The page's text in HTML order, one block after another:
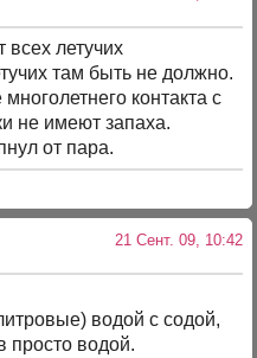
всех летучих
там быть не должно.
контакта с
не имеют запаха.
от пара.
21 Сент. 09, 10:42
водой с содой,
просто водой.